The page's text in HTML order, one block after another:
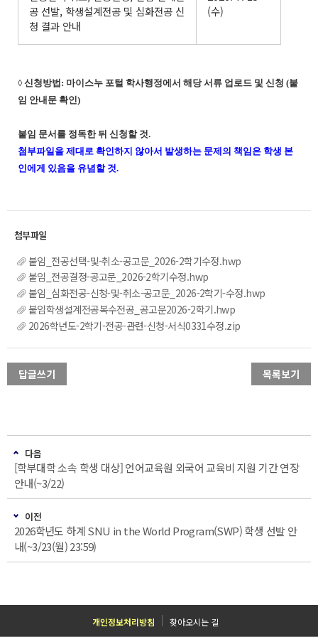
공 선발, 학생설계전공 및 심화전공 신
청 결과 안내
(수)
◊ 신청방법: 마이스누 포털 학사행정에서 해당 서류 업로드 및 신청 (붙
임 안내문 확인)
붙임 문서를 정독한 뒤 신청할 것.
첨부파일을 제대로 확인하지 않아서 발생하는 문제의 책임은 학생 본
인에게 있음을 유념할 것.
붙임_전공선택-및-취소-공고문_2026-2학기수정.hwp
붙임_전공결정-공고문_2026-2학기수정.hwp
붙임_심화전공-신청-및-취소-공고문_2026-2학기-수정.hwp
붙임학생설계전공복수전공_공고문2026-2학기.hwp
2026학년도-2학기-전공-관련-신청-서식0331수정.zip
답글쓰기 목록보기
다음
[학부대학 소속 학생 대상] 언어교육원 외국어 교육비 지원 기간 연장
안내(~3/22)
이전
2026학년도 하계 SNU in the World Program(SWP) 학생 선발 안
내(~3/23(월) 23:59)
개인정보처리방침 찾아오시는 길